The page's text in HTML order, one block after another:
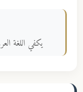
يكفي اللغة